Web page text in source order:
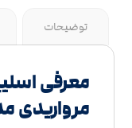
توضیحات
معرفی
مرواریدی